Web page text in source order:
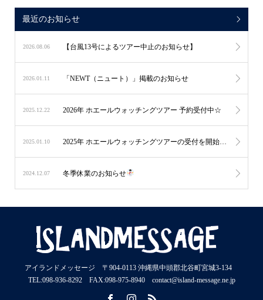
最近のお知らせ
2026.08.06 【台風13号によるツアー中止のお知らせ】
2026.01.11 「NEWT（ニュート）」掲載のお知らせ
2025.12.22 2026年 ホエールウォッチングツアー 予約受付中☆
2025.01.10 2025年 ホエールウォッチングツアーの受付を開始しました☆
2024.12.07 冬季休業のお知らせ
アイランドメッセージ 〒904-0113 沖縄県中頭郡北谷町宮城3-134
TEL:098-936-8292 FAX:098-975-8940 contact@island-message.ne.jp